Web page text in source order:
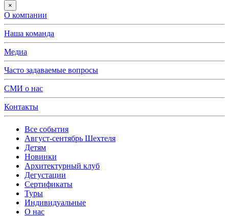
×
О компании
Наша команда
Медиа
Часто задаваемые вопросы
СМИ о нас
Контакты
Все события
Август-сентябрь Шехтеля
Детям
Новинки
Архитектурный клуб
Дегустации
Сертификаты
Туры
Индивидуальные
О нас